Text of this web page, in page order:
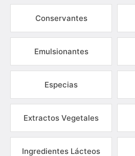
Conservantes
Emulsionantes
Especias
Extractos Vegetales
Ingredientes Lácteos